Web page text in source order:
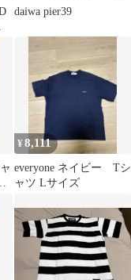
daiwa pier39
¥8,111
everyone ネイビー Tシ
ャツ Lサイズ